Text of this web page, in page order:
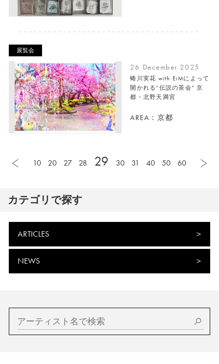
展覧会
26 December 2025
蜷川実花 with EiMによって
開かれる“伝説の茶会” 京
都・北野天満宮
AREA：京都
10 20 27 28 29 30 31 40 50 60
カテゴリで探す
ARTICLES
NEWS